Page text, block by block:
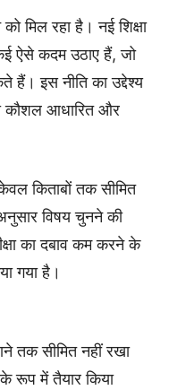
मिल रहा है। नई शिक्षा
ऐसे कदम उठाए हैं, जो
हैं। इस नीति का उद्देश्य
कौशल आधारित और
किताबों तक सीमित
विषय चुनने की
का दबाव कम करने के
गया है।
तक सीमित नहीं रखा
के रूप में तैयार किया